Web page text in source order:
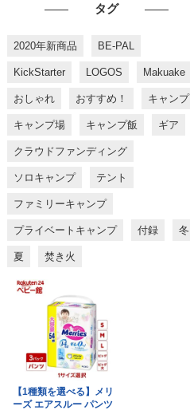
タグ
2020年新商品 BE-PAL
KickStarter LOGOS Makuake
おしゃれ おすすめ！ キャンプ
キャンプ場 キャンプ飯 ギア
クラウドファンディング
ソロキャンプ テント
ファミリーキャンプ
プライベートキャンプ 付録 冬
夏 焚き火